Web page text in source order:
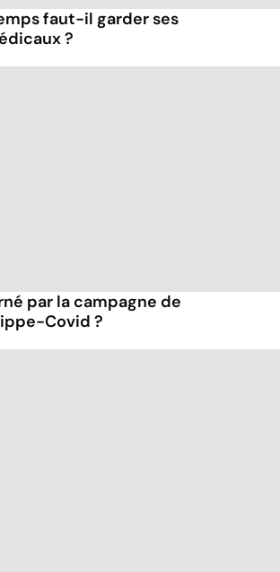
faut-il garder ses
?
par la campagne de
Covid ?